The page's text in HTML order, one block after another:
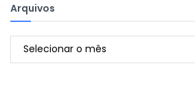
Arquivos
Arquivos